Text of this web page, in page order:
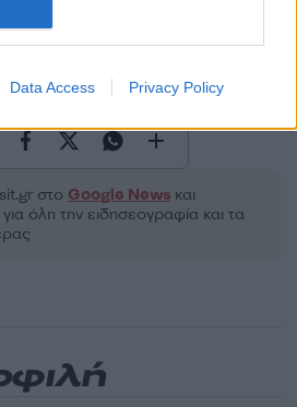
Data Access Privacy Policy
από reCAPTCHA, ισχύουν
Χρήσης
ΡΕΞΑΜ
στο Google News και
όλη την ειδησεογραφία και τα